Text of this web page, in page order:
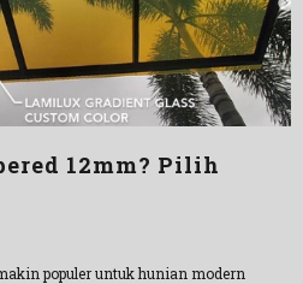
12mm? Pilih
populer untuk hunian modern